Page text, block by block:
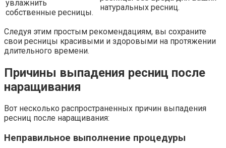
увлажнить
собственные ресницы.
натуральных ресниц.
Следуя этим простым рекомендациям, вы сохраните
свои ресницы красивыми и здоровыми на протяжении
длительного времени.
Причины выпадения ресниц после
наращивания
Вот несколько распространенных причин выпадения
ресниц после наращивания:
Неправильное выполнение процедуры